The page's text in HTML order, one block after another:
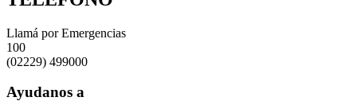
Llamá por Emergencias
100
(02229) 499000
Ayudanos a